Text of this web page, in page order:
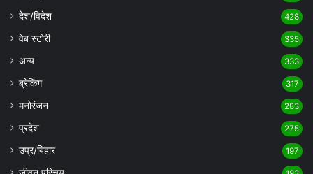
देश/विदेश 428
वेब स्टोरी 335
अन्य 333
ब्रेकिंग 317
मनोरंजन 283
प्रदेश 275
उप्र/बिहार 197